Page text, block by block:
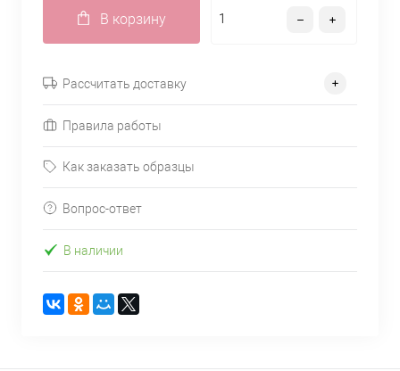
В корзину
Рассчитать доставку
Правила работы
Как заказать образцы
Вопрос-ответ
В наличии